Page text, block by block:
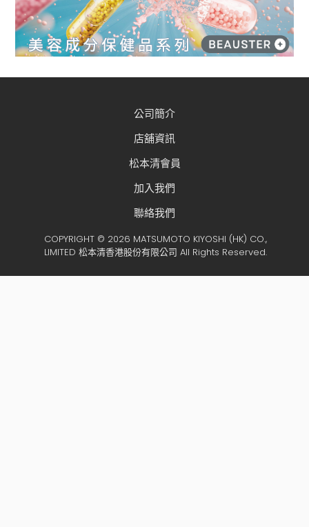
公司簡介
店舖資訊
松本清會員
加入我們
聯絡我們
COPYRIGHT © 2026 MATSUMOTO KIYOSHI (HK) CO.,
LIMITED 松本清香港股份有限公司 All Rights Reserved.